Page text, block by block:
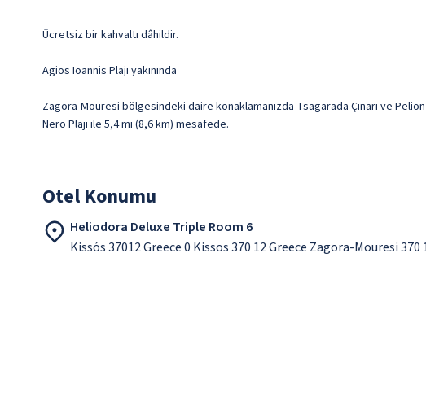
Ücretsiz bir kahvaltı dâhildir.
Agios Ioannis Plajı yakınında
Zagora-Mouresi bölgesindeki daire konaklamanızda Tsagarada Çınarı ve
Nero Plajı ile 5,4 mi (8,6 km) mesafede.
Otel Konumu
Heliodora Deluxe Triple Room 6
Kissós 37012 Greece 0 Kissos 370 12 Greece Zagora-Mouresi 370